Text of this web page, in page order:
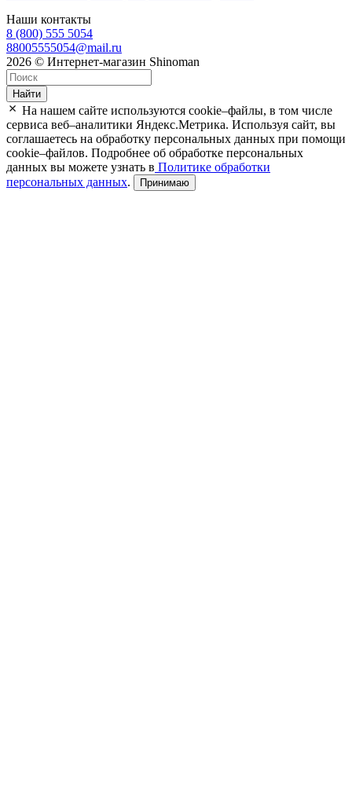
Наши контакты
8 (800) 555 5054
88005555054@mail.ru
2026 © Интернет-магазин Shinoman
Найти
На нашем сайте используются cookie–файлы, в том числе
сервиса веб–аналитики Яндекс.Метрика. Используя сайт, вы
соглашаетесь на обработку персональных данных при помощи
cookie–файлов. Подробнее об обработке персональных
данных вы можете узнать в Политике обработки
персональных данных. Принимаю